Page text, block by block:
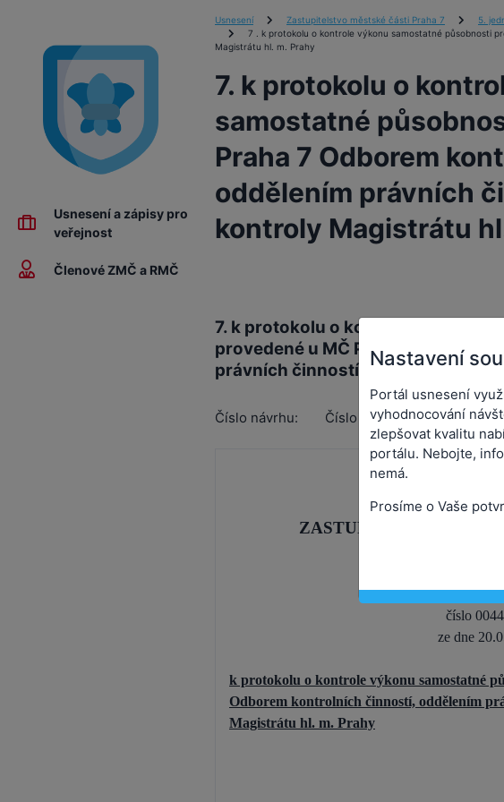
Usnesení a zápisy pro
veřejnost
Členové ZMČ a RMČ
Usnesení Zastupitelstvo městské části Praha 7
5.
7 . k protokolu o kontrole výkonu samostatné působnosti
Magistrátu hl. m. Prahy
7. k protokolu o
samostatné
Praha 7 Odborem
oddělením právních
kontroly Magistrátu
7. k protokolu o kontrole výkonu
provedené u MČ Praha 7
právních činností a vnitřní kontroly
Číslo návrhu: Číslo usnesení:0044/24-Z
ZASTUPITELSTVO
Zastupitelstvo
číslo
ze dne
k protokolu o kontrole výkonu samostatné
Odborem kontrolních činností, oddělením
Magistrátu hl. m. Prahy
Nastavení
Portál usnesení
vyhodnocování
zlepšovat kvalitu
portálu. Nebojte,
nemá.
Prosíme o Vaše